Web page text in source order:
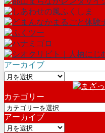
アーカイブ
ア
カ
イ
ブ
カテゴリー
カ
テ
ゴ
アーカイブ
ア